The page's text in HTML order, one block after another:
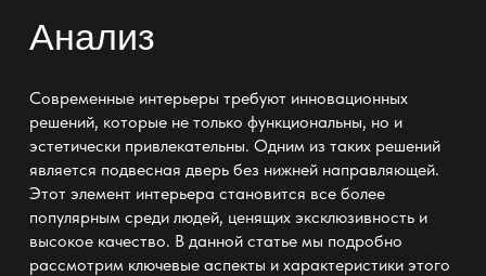
Анализ
Современные интерьеры требуют инновационных
решений, которые не только функциональны, но и
эстетически привлекательны. Одним из таких решений
является подвесная дверь без нижней направляющей.
Этот элемент интерьера становится все более
популярным среди людей, ценящих эксклюзивность и
высокое качество. В данной статье мы подробно
рассмотрим ключевые аспекты и характеристики этого